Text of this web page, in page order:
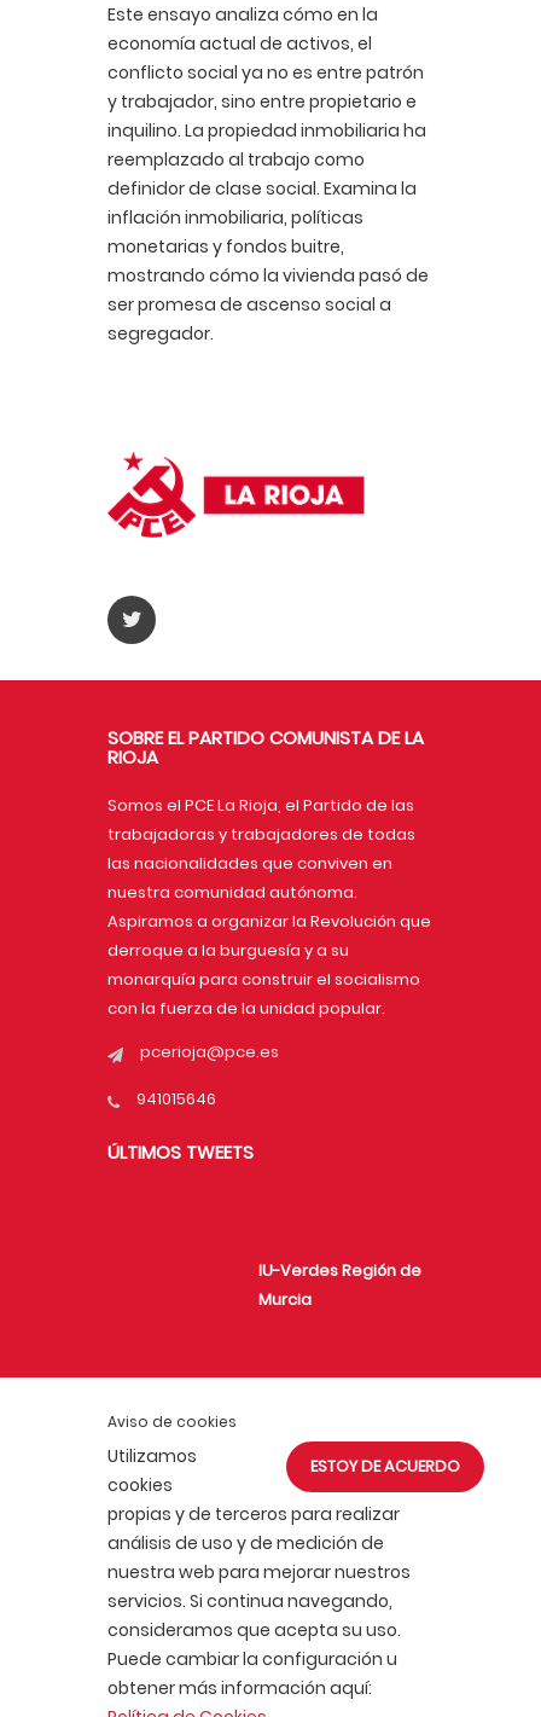
Aviso de cookies
ESTOY DE ACUERDO
Utilizamos
cookies
propias y de terceros para realizar
análisis de uso y de medición de
nuestra web para mejorar nuestros
servicios. Si continua navegando,
consideramos que acepta su uso.
Puede cambiar la configuración u
obtener más información aquí:
Este ensayo analiza cómo en la
economía actual de activos, el
conflicto social ya no es entre patrón
y trabajador, sino entre propietario e
inquilino. La propiedad inmobiliaria ha
reemplazado al trabajo como
definidor de clase social. Examina la
inflación inmobiliaria, políticas
monetarias y fondos buitre,
mostrando cómo la vivienda pasó de
ser promesa de ascenso social a
segregador.
SOBRE EL PARTIDO COMUNISTA DE LA
RIOJA
Somos el PCE La Rioja, el Partido de las
trabajadoras y trabajadores de todas
las nacionalidades que conviven en
nuestra comunidad autónoma.
Aspiramos a organizar la Revolución que
derroque a la burguesía y a su
monarquía para construir el socialismo
con la fuerza de la unidad popular.
pcerioja@pce.es
941015646
ÚLTIMOS TWEETS
IU-Verdes Región de
Murcia
Comunistas de
España
AFÍLIATE
POLÍTICA DE COOKIES
POLÍTICA DE PRIVACIDAD
AVISO LEGAL